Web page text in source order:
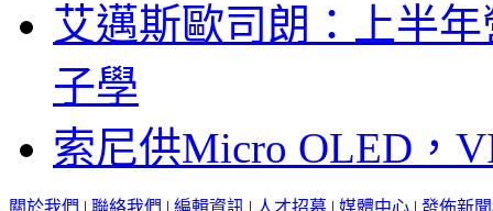
艾邁斯歐司朗：上半
子學
索尼供Micro OLED，